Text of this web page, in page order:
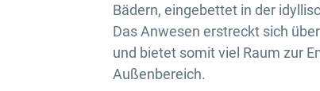
Bädern, eingebettet in der
Das Anwesen erstreckt sich
und bietet somit viel Raum zur
Außenbereich.